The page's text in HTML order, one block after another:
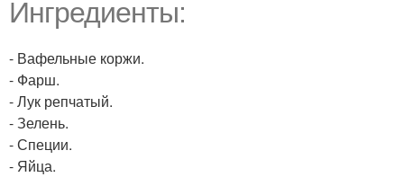
Ингредиенты:
- Вафельные коржи.
- Фарш.
- Лук репчатый.
- Зелень.
- Специи.
- Яйца.